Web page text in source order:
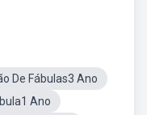
De Fábulas3 Ano
Ano